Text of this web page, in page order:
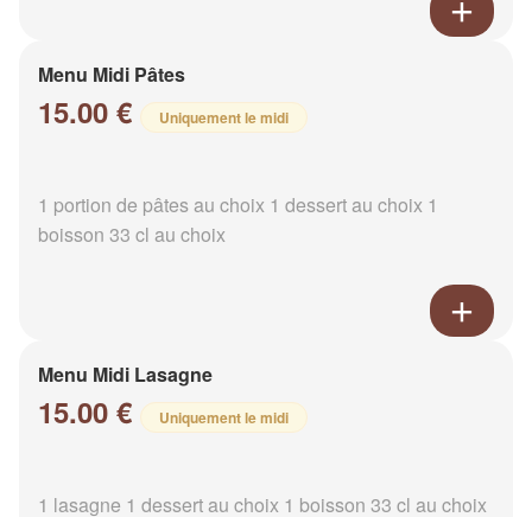
Menu Midi Pâtes
15.00 € Uniquement le midi
1 portion de pâtes au choix 1 dessert au choix 1
boisson 33 cl au choix
Menu Midi Lasagne
15.00 € Uniquement le midi
1 lasagne 1 dessert au choix 1 boisson 33 cl au choix